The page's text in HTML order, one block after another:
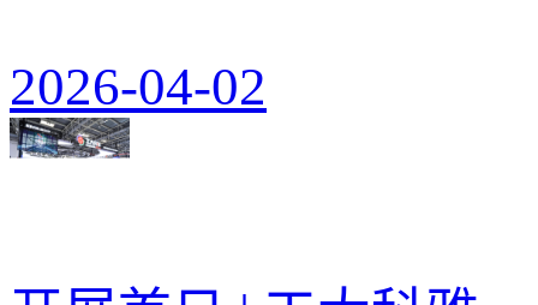
2026-04-02